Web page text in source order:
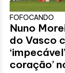
FOFOCANDO
Nuno
do Vasco
coração’